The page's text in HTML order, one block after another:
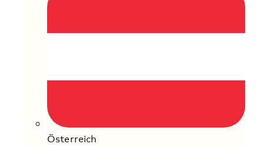
Österreich